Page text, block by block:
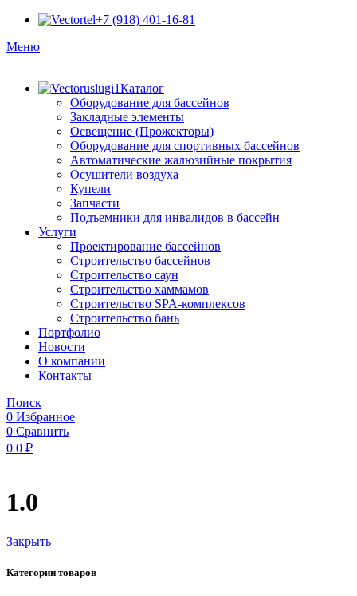
+7 (918) 401-16-81
Меню
Каталог
Оборудование для бассейнов
Закладные элементы
Освещение (Прожекторы)
Оборудование для спортивных бассейнов
Автоматические жалюзийные покрытия
Осушители воздуха
Купели
Запчасти
Подъемники для инвалидов в бассейн
Услуги
Проектирование бассейнов
Строительство бассейнов
Строительство саун
Строительство хаммамов
Строительство SPA-комплексов
Строительство бань
Портфолио
Новости
O компании
Контакты
Поиск
0 Избранное
0 Сравнить
0 0 ₽
1.0
Закрыть
Категории товаров